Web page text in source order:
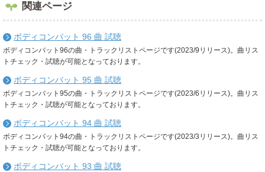
関連ページ
ボディコンバット 96 曲 試聴
ボディコンバット96の曲・トラックリストページです(2023/9リリース)。曲リス
トチェック・試聴が可能となっております。
ボディコンバット 95 曲 試聴
ボディコンバット95の曲・トラックリストページです(2023/6リリース)。曲リス
トチェック・試聴が可能となっております。
ボディコンバット 94 曲 試聴
ボディコンバット94の曲・トラックリストページです(2023/3リリース)。曲リス
トチェック・試聴が可能となっております。
ボディコンバット 93 曲 試聴